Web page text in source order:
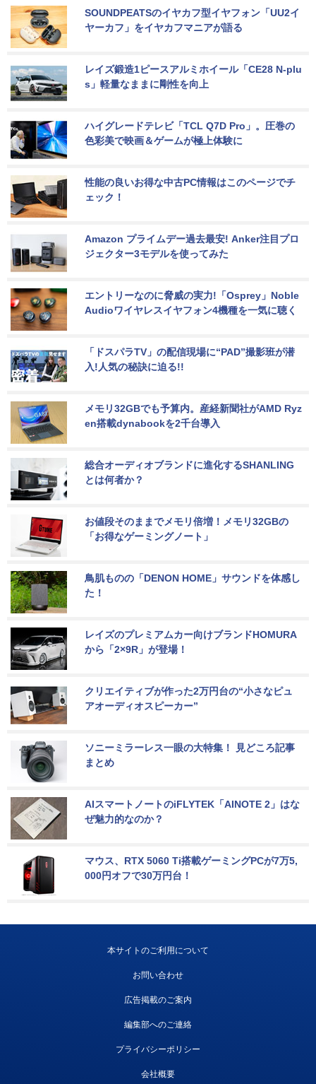
SOUNDPEATSのイヤカフ型イヤフォン「UU2イ
ヤーカフ」をイヤカフマニアが語る
レイズ鍛造1ピースアルミホイール「CE28 N-plu
s」軽量なままに剛性を向上
ハイグレードテレビ「TCL Q7D Pro」。圧巻の
色彩美で映画＆ゲームが極上体験に
性能の良いお得な中古PC情報はこのページでチ
ェック！
Amazon プライムデー過去最安! Anker注目プロ
ジェクター3モデルを使ってみた
エントリーなのに脅威の実力!「Osprey」Noble
Audioワイヤレスイヤフォン4機種を一気に聴く
「ドスパラTV」の配信現場に“PAD”撮影班が潜
入!人気の秘訣に迫る!!
メモリ32GBでも予算内。産経新聞社がAMD Ryz
en搭載dynabookを2千台導入
総合オーディオブランドに進化するSHANLING
とは何者か？
お値段そのままでメモリ倍増！メモリ32GBの
「お得なゲーミングノート」
鳥肌ものの「DENON HOME」サウンドを体感し
た！
レイズのプレミアムカー向けブランドHOMURA
から「2×9R」が登場！
クリエイティブが作った2万円台の“小さなピュ
アオーディオスピーカー”
ソニーミラーレス一眼の大特集！ 見どころ記事
まとめ
AIスマートノートのiFLYTEK「AINOTE 2」はな
ぜ魅力的なのか？
マウス、RTX 5060 Ti搭載ゲーミングPCが7万5,
000円オフで30万円台！
本サイトのご利用について
お問い合わせ
広告掲載のご案内
編集部へのご連絡
プライバシーポリシー
会社概要